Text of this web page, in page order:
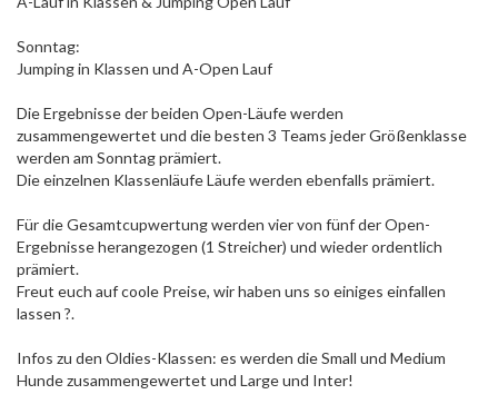
Sonntag:
Jumping in Klassen und A-Open Lauf
Die Ergebnisse der beiden Open-Läufe werden
zusammengewertet und die besten 3 Teams jeder Größenklasse
werden am Sonntag prämiert.
Die einzelnen Klassenläufe Läufe werden ebenfalls prämiert.
Für die Gesamtcupwertung werden vier von fünf der Open-
Ergebnisse herangezogen (1 Streicher) und wieder ordentlich
prämiert.
Freut euch auf coole Preise, wir haben uns so einiges einfallen
lassen ?.
Infos zu den Oldies-Klassen: es werden die Small und Medium
Hunde zusammengewertet und Large und Inter!